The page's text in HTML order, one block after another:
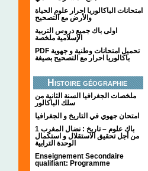
امتحانات الباكالوريا احرار علوم الحياة
والأرض مع التصحيح
اولى باك جميع دروس التربية
الإسلامية ملخصة
PDF تحميل امتحانات وطنية و جهوية
باكالوريا احرار مع التصحيح بصيغة
Histoire géographie
ملخصات الجغرافيا السنة الثانية من
سلك الباكالور
امتحان جهوي في التاريخ و الجغرافيا
1 باك علوم – تاريخ : نضال المغرب
من أجل تحقيق الاستقلال و استكمال
الوحدة الترابية
Enseignement Secondaire
qualifiant: Programme